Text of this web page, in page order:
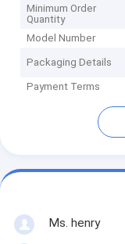
Minimum Order
Quantity
Model Number
Packaging Details
Payment Terms
Ms. henry